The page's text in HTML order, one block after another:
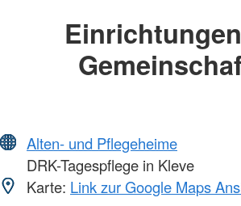
Alten- und Pflegeheime
DRK-Tagespflege in Kleve
Karte: Link zur Google Maps